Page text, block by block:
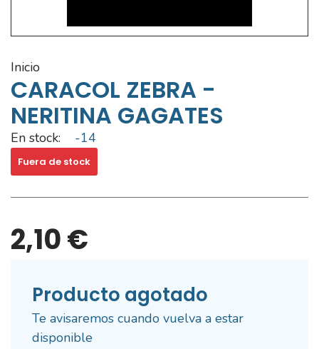
inicio
CARACOL ZEBRA -
NERITINA GAGATES
En stock: -14
Fuera de stock
2,10 €
Producto agotado
Te avisaremos cuando vuelva a estar
disponible